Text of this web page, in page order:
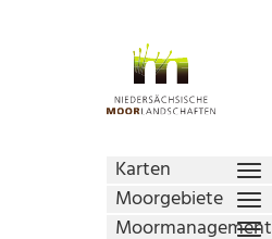
Karten
Moorgebiete
Moormanagement